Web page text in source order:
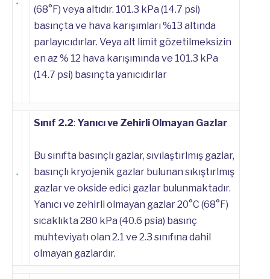
(68°F) veya altıdır. 101.3 kPa (14.7 psi)
basınçta ve hava karışımları %13 altında
parlayıcıdırlar. Veya alt limit gözetilmeksizin
en az % 12 hava karışımında ve 101.3 kPa
(14.7 psi) basınçta yanıcıdırlar
Sınıf 2.2: Yanıcı ve Zehirli Olmayan Gazlar
Bu sınıfta basınçlı gazlar, sıvılaştırlmış gazlar,
basınçlı kryojenik gazlar bulunan sıkıştırlmış
gazlar ve okside edici gazlar bulunmaktadır.
Yanıcı ve zehirli olmayan gazlar 20°C (68°F)
sıcaklıkta 280 kPa (40.6 psia) basınç
muhteviyatı olan 2.1 ve 2.3 sınıfına dahil
olmayan gazlardır.